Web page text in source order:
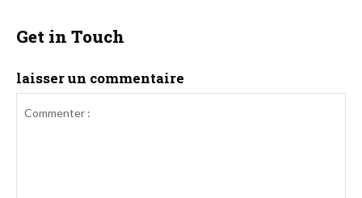
Get in Touch
laisser un commentaire